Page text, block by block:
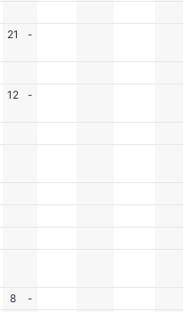
21 -
12 -
8
-